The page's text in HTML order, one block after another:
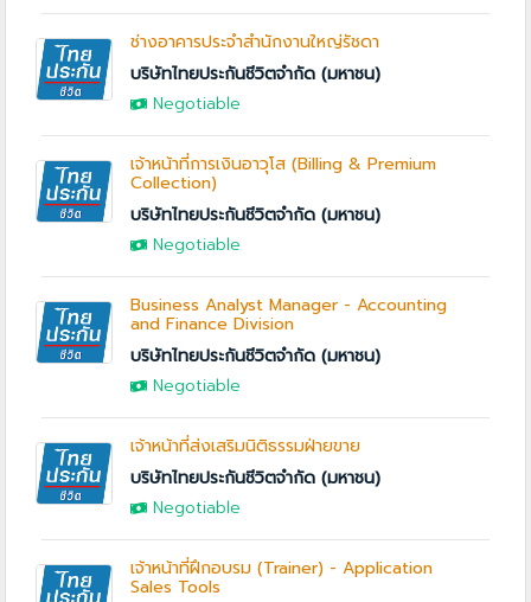
ช่างอาคารประจำสำนักงานใหญ่รัชดา
บริษัทไทยประกันชีวิตจำกัด (มหาชน)
Negotiable
เจ้าหน้าที่การเงินอาวุโส (Billing & Premium
Collection)
บริษัทไทยประกันชีวิตจำกัด (มหาชน)
Negotiable
Business Analyst Manager - Accounting
and Finance Division
บริษัทไทยประกันชีวิตจำกัด (มหาชน)
Negotiable
เจ้าหน้าที่ส่งเสริมนิติธรรมฝ่ายขาย
บริษัทไทยประกันชีวิตจำกัด (มหาชน)
Negotiable
เจ้าหน้าที่ฝึกอบรม (Trainer) - Application
Sales Tools